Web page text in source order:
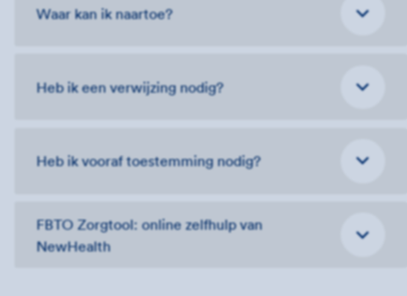
Waar kan ik naartoe?
Heb ik een verwijzing nodig?
Heb ik vooraf toestemming nodig?
FBTO Zorgtool: online zelfhulp van
NewHealth